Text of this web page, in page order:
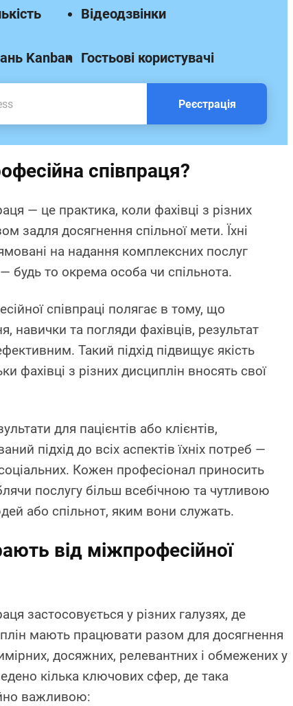
Відеодзвінки
Kanban Гостьові користувачі
Реєстрація
співпраця?
— це практика, коли фахівці з різних
задля досягнення спільної мети. Їхні
на надання комплексних послуг
будь то окрема особа чи спільнота.
співпраці полягає в тому, що
навички та погляди фахівців, результат
Такий підхід підвищує якість
фахівці з різних дисциплін вносять свої
для пацієнтів або клієнтів,
підхід до всіх аспектів їхніх потреб —
Кожен професіонал приносить
послугу більш всебічною та чутливою
або спільнот, яким вони служать.
від міжпрофесійної
застосовується у різних галузях, де
мають працювати разом для досягнення
досяжних, релевантних і обмежених у
кілька ключових сфер, де така
важливою: